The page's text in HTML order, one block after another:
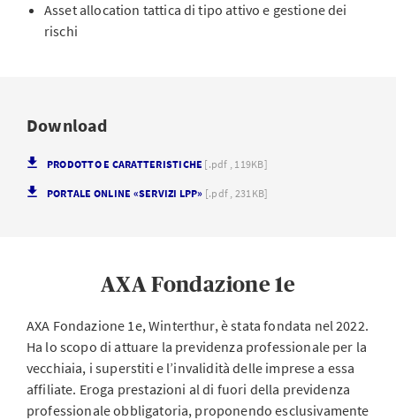
Asset allocation tattica di tipo attivo e gestione dei
rischi
Download
PRODOTTO E CARATTERISTICHE [.pdf , 119KB]
PORTALE ONLINE «SERVIZI LPP» [.pdf , 231KB]
AXA Fondazione 1e
AXA Fondazione 1e, Winterthur, è stata fondata nel 2022.
Ha lo scopo di attuare la previdenza professionale per la
vecchiaia, i superstiti e l’invalidità delle imprese a essa
affiliate. Eroga prestazioni al di fuori della previdenza
professionale obbligatoria, proponendo esclusivamente